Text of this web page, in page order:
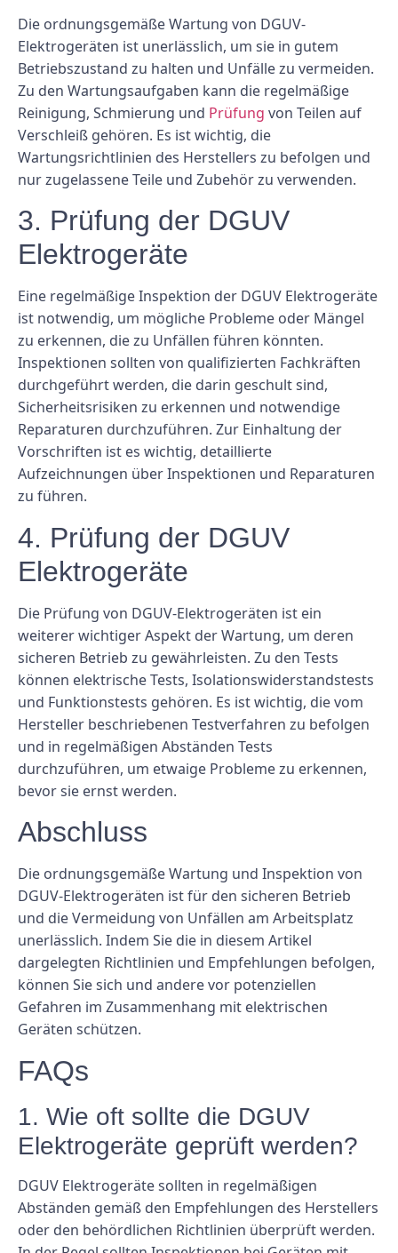
Die ordnungsgemäße Wartung von DGUV-
Elektrogeräten ist unerlässlich, um sie in gutem
Betriebszustand zu halten und Unfälle zu vermeiden.
Zu den Wartungsaufgaben kann die regelmäßige
Reinigung, Schmierung und Prüfung von Teilen auf
Verschleiß gehören. Es ist wichtig, die
Wartungsrichtlinien des Herstellers zu befolgen und
nur zugelassene Teile und Zubehör zu verwenden.
3. Prüfung der DGUV
Elektrogeräte
Eine regelmäßige Inspektion der DGUV Elektrogeräte
ist notwendig, um mögliche Probleme oder Mängel
zu erkennen, die zu Unfällen führen könnten.
Inspektionen sollten von qualifizierten Fachkräften
durchgeführt werden, die darin geschult sind,
Sicherheitsrisiken zu erkennen und notwendige
Reparaturen durchzuführen. Zur Einhaltung der
Vorschriften ist es wichtig, detaillierte
Aufzeichnungen über Inspektionen und Reparaturen
zu führen.
4. Prüfung der DGUV
Elektrogeräte
Die Prüfung von DGUV-Elektrogeräten ist ein
weiterer wichtiger Aspekt der Wartung, um deren
sicheren Betrieb zu gewährleisten. Zu den Tests
können elektrische Tests, Isolationswiderstandstests
und Funktionstests gehören. Es ist wichtig, die vom
Hersteller beschriebenen Testverfahren zu befolgen
und in regelmäßigen Abständen Tests
durchzuführen, um etwaige Probleme zu erkennen,
bevor sie ernst werden.
Abschluss
Die ordnungsgemäße Wartung und Inspektion von
DGUV-Elektrogeräten ist für den sicheren Betrieb
und die Vermeidung von Unfällen am Arbeitsplatz
unerlässlich. Indem Sie die in diesem Artikel
dargelegten Richtlinien und Empfehlungen befolgen,
können Sie sich und andere vor potenziellen
Gefahren im Zusammenhang mit elektrischen
Geräten schützen.
FAQs
1. Wie oft sollte die DGUV
Elektrogeräte geprüft werden?
DGUV Elektrogeräte sollten in regelmäßigen
Abständen gemäß den Empfehlungen des Herstellers
oder den behördlichen Richtlinien überprüft werden.